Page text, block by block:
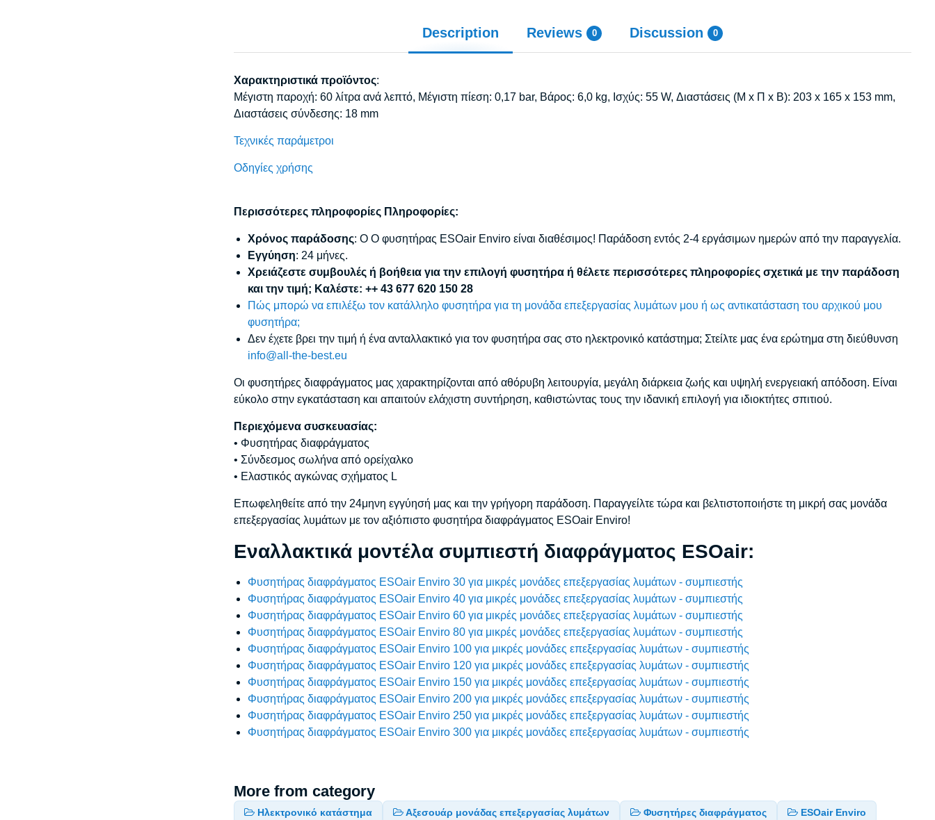
Description Reviews 0 Discussion 0
Χαρακτηριστικά προϊόντος:
Μέγιστη παροχή: 60 λίτρα ανά λεπτό, Μέγιστη πίεση: 0,17 bar, Βάρος: 6,0 kg, Ισχύς: 55 W, Διαστάσεις (Μ x Π x Β): 203 x 165 x 153 mm,
Διαστάσεις σύνδεσης: 18 mm
Τεχνικές παράμετροι
Οδηγίες χρήσης
Περισσότερες πληροφορίες Πληροφορίες:
Χρόνος παράδοσης: Ο Ο φυσητήρας ESOair Enviro είναι διαθέσιμος! Παράδοση εντός 2-4 εργάσιμων ημερών από την παραγγελία.
Εγγύηση: 24 μήνες.
Χρειάζεστε συμβουλές ή βοήθεια για την επιλογή φυσητήρα ή θέλετε περισσότερες πληροφορίες σχετικά με την παράδοση
και την τιμή; Καλέστε: ++ 43 677 620 150 28
Πώς μπορώ να επιλέξω τον κατάλληλο φυσητήρα για τη μονάδα επεξεργασίας λυμάτων μου ή ως αντικατάσταση του αρχικού μου
φυσητήρα;
Δεν έχετε βρει την τιμή ή ένα ανταλλακτικό για τον φυσητήρα σας στο ηλεκτρονικό κατάστημα; Στείλτε μας ένα ερώτημα στη διεύθυνση
info@all-the-best.eu
Οι φυσητήρες διαφράγματος μας χαρακτηρίζονται από αθόρυβη λειτουργία, μεγάλη διάρκεια ζωής και υψηλή ενεργειακή απόδοση. Είναι
εύκολο στην εγκατάσταση και απαιτούν ελάχιστη συντήρηση, καθιστώντας τους την ιδανική επιλογή για ιδιοκτήτες σπιτιού.
Περιεχόμενα συσκευασίας:
• Φυσητήρας διαφράγματος
• Σύνδεσμος σωλήνα από ορείχαλκο
• Ελαστικός αγκώνας σχήματος L
Επωφεληθείτε από την 24μηνη εγγύησή μας και την γρήγορη παράδοση. Παραγγείλτε τώρα και βελτιστοποιήστε τη μικρή σας μονάδα
επεξεργασίας λυμάτων με τον αξιόπιστο φυσητήρα διαφράγματος ESOair Enviro!
Εναλλακτικά μοντέλα συμπιεστή διαφράγματος ESOair:
Φυσητήρας διαφράγματος ESOair Enviro 30 για μικρές μονάδες επεξεργασίας λυμάτων - συμπιεστής
Φυσητήρας διαφράγματος ESOair Enviro 40 για μικρές μονάδες επεξεργασίας λυμάτων - συμπιεστής
Φυσητήρας διαφράγματος ESOair Enviro 60 για μικρές μονάδες επεξεργασίας λυμάτων - συμπιεστής
Φυσητήρας διαφράγματος ESOair Enviro 80 για μικρές μονάδες επεξεργασίας λυμάτων - συμπιεστής
Φυσητήρας διαφράγματος ESOair Enviro 100 για μικρές μονάδες επεξεργασίας λυμάτων - συμπιεστής
Φυσητήρας διαφράγματος ESOair Enviro 120 για μικρές μονάδες επεξεργασίας λυμάτων - συμπιεστής
Φυσητήρας διαφράγματος ESOair Enviro 150 για μικρές μονάδες επεξεργασίας λυμάτων - συμπιεστής
Φυσητήρας διαφράγματος ESOair Enviro 200 για μικρές μονάδες επεξεργασίας λυμάτων - συμπιεστής
Φυσητήρας διαφράγματος ESOair Enviro 250 για μικρές μονάδες επεξεργασίας λυμάτων - συμπιεστής
Φυσητήρας διαφράγματος ESOair Enviro 300 για μικρές μονάδες επεξεργασίας λυμάτων - συμπιεστής
More from category
Ηλεκτρονικό κατάστημα Αξεσουάρ μονάδας επεξεργασίας λυμάτων Φυσητήρες διαφράγματος ESOair Enviro